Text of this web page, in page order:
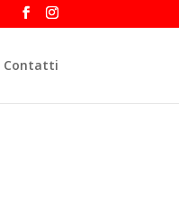
Contatti